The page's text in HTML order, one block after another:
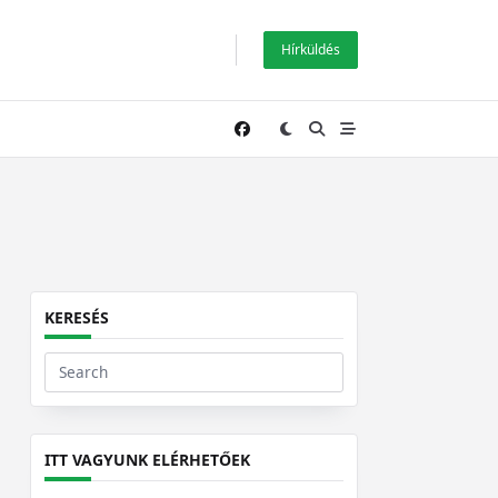
Hírküldés
KERESÉS
Search
for:
ITT VAGYUNK ELÉRHETŐEK